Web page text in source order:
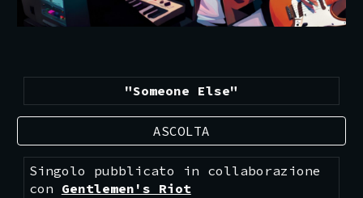
"Someone Else"
ASCOLTA
Singolo pubblicato in collaborazione
con Gentlemen's Riot